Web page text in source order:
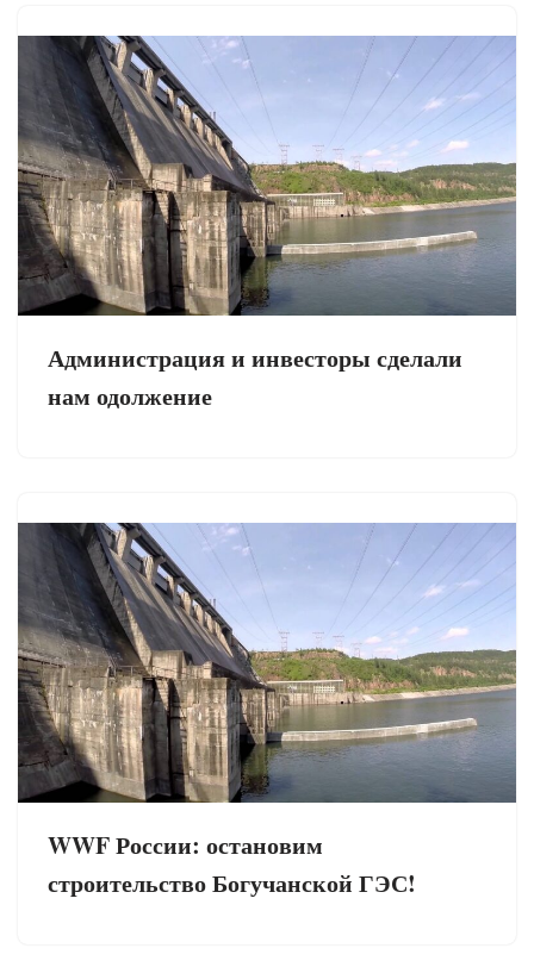
Администрация и инвесторы сделали
нам одолжение
WWF России: остановим
строительство Богучанской ГЭС!